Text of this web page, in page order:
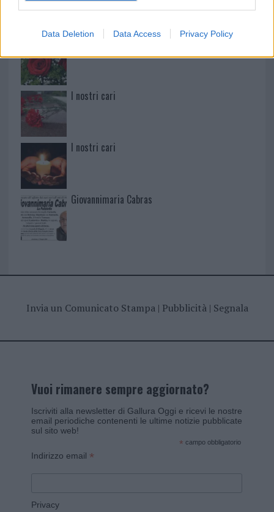
Data Deletion Data Access Privacy Policy
I nostri cari
I nostri cari
I nostri cari
Giovannimaria Cabras
Invia un Comunicato Stampa| Pubblicità| Segnala
Vuoi rimanere sempre aggiornato?
Iscriviti alla newsletter di Gallura Oggi e ricevi le nostre
email periodiche contenenti le ultime notizie pubblicate
sul sito web!
* campo obbligatorio
Indirizzo email *
Privacy